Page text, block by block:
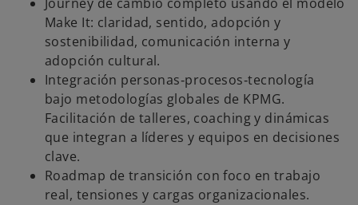
Make It: claridad, sentido, adopción y
sostenibilidad, comunicación interna y
adopción cultural.
Integración personas‑procesos‑tecnología
bajo metodologías globales de KPMG.
Facilitación de talleres, coaching y dinámicas
que integran a líderes y equipos en decisiones
clave.
Roadmap de transición con foco en trabajo
real, tensiones y cargas organizacionales.